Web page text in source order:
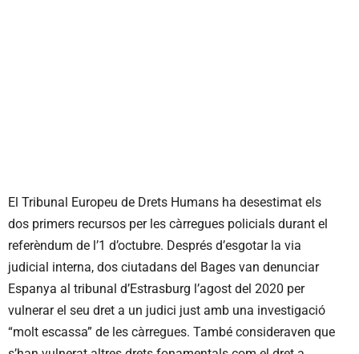
El Tribunal Europeu de Drets Humans ha desestimat els
dos primers recursos per les càrregues policials durant el
referèndum de l’1 d’octubre. Després d’esgotar la via
judicial interna, dos ciutadans del Bages van denunciar
Espanya al tribunal d’Estrasburg l’agost del 2020 per
vulnerar el seu dret a un judici just amb una investigació
“molt escassa” de les càrregues. També consideraven que